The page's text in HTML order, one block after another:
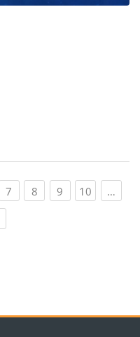
7 8页 8 9 页 910
…
一页